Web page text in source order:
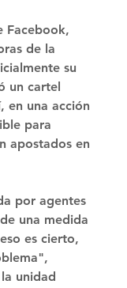
Facebook,
de la
su
un cartel
en una acción
para
apostados en
por agentes
una medida
es cierto,
unidad